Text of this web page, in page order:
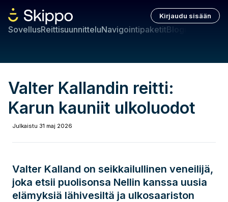
SovellusReittisuunnitteluNavigointipaketitBlogi
Kirjaudu sisään
Valter Kallandin reitti:
Karun kauniit ulkoluodot
Julkaistu 31 maj 2026
Valter Kalland on seikkailullinen veneilijä,
joka etsii puolisonsa Nellin kanssa uusia
elämyksiä lähivesiltä ja ulkosaariston